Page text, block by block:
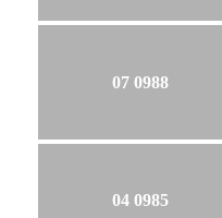
07 0988
04 0985